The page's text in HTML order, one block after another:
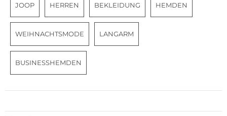
JOOP HERREN BEKLEIDUNG HEMDEN
WEIHNACHTSMODE LANGARM
BUSINESSHEMDEN